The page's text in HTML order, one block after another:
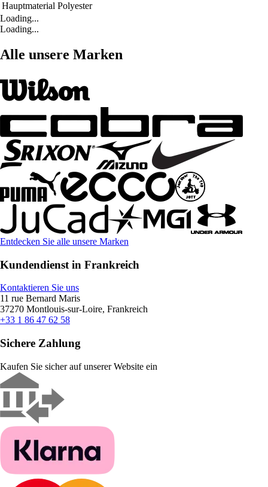
Hauptmaterial Polyester
Loading...
Loading...
Alle unsere Marken
Entdecken Sie alle unsere Marken
Kundendienst in Frankreich
Kontaktieren Sie uns
11 rue Bernard Maris
37270 Montlouis-sur-Loire, Frankreich
+33 1 86 47 62 58
Sichere Zahlung
Kaufen Sie sicher auf unserer Website ein